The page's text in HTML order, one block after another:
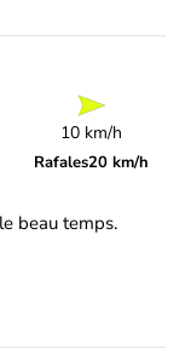
10 km/h
Rafales20 km/h
beau temps.